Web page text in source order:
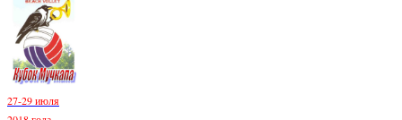
27-29 июля